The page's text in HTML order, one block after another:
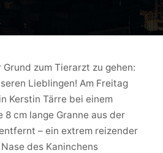
zum Tierarzt zu gehen:
Lieblingen! Am Freitag
Kerstin Tärre bei einem
8 cm lange Granne aus der
– ein extrem reizender
des Kaninchens